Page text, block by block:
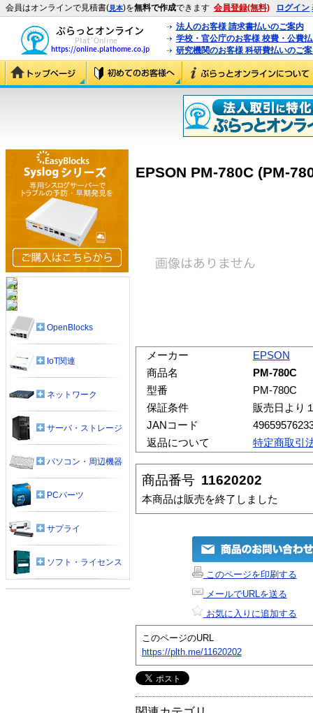
会員はオンラインで見積書(見本)を無料で作成できます 会員登録(無料) ログイン
法人のお客様 請求書払いのご案内
学校・官公庁のお客様 校費・公費
研究機関のお客様 科研費払いのご
EPSON PM-780C (PM-
メーカー
EPSON
商品名
PM-780C
型番
PM-780C
保証条件
販売日より
JANコード
返品について
特定商取引
商品番号 11620202
本商品は販売を終了しました
このページを印刷する
メールでURLを送る
お気に入りに追加する
このページのURL
https://plth.me/11620202
OpenBlocks
IoT関連
ネットワーク
サーバ・ストレージ
パソコン・周辺機器
PCパーツ
サプライ
ソフト・ライセンス